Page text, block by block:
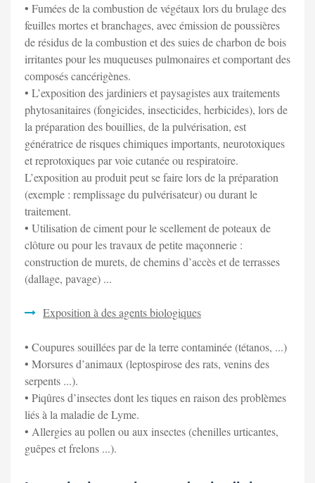
• Fumées de la combustion de végétaux lors du brulage des
feuilles mortes et branchages, avec émission de poussières
de résidus de la combustion et des suies de charbon de bois
irritantes pour les muqueuses pulmonaires et comportant des
composés cancérigènes.
• L’exposition des jardiniers et paysagistes aux traitements
phytosanitaires (fongicides, insecticides, herbicides), lors de
la préparation des bouillies, de la pulvérisation, est
génératrice de risques chimiques importants, neurotoxiques
et reprotoxiques par voie cutanée ou respiratoire.
L’exposition au produit peut se faire lors de la préparation
(exemple : remplissage du pulvérisateur) ou durant le
traitement.
• Utilisation de ciment pour le scellement de poteaux de
clôture ou pour les travaux de petite maçonnerie :
construction de murets, de chemins d’accès et de terrasses
(dallage, pavage) ...
Exposition à des agents biologiques
• Coupures souillées par de la terre contaminée (tétanos, ...)
• Morsures d’animaux (leptospirose des rats, venins des
serpents ...).
• Piqûres d’insectes dont les tiques en raison des problèmes
liés à la maladie de Lyme.
• Allergies au pollen ou aux insectes (chenilles urticantes,
guêpes et frelons ...).